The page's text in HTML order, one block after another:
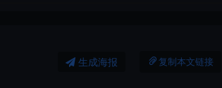
生成海报 复制本文链接